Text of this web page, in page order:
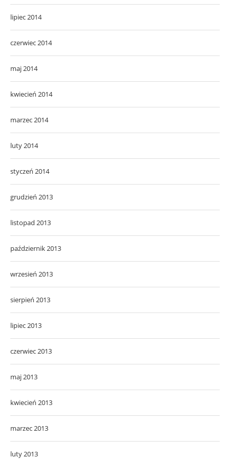
lipiec 2014
czerwiec 2014
maj 2014
kwiecień 2014
marzec 2014
luty 2014
styczeń 2014
grudzień 2013
listopad 2013
październik 2013
wrzesień 2013
sierpień 2013
lipiec 2013
czerwiec 2013
maj 2013
kwiecień 2013
marzec 2013
luty 2013